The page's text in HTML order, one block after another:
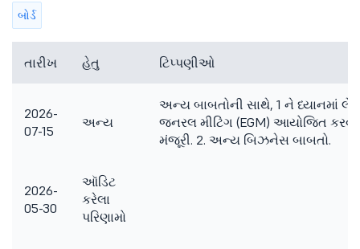
બોર્ડ
તારીખ હેતુ ટિપ્પણીઓ
2026-
07-15
અન્ય
અન્ય બાબતોની સાથે, 1 ને ધ્યાનમાં
જનરલ મીટિંગ (EGM) આયોજિત
મંજૂરી. 2. અન્ય બિઝનેસ બાબતો.
2026-
05-30
ઑડિટ
કરેલા
પરિણામો